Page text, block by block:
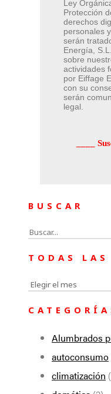
Ley
Protección
derechos
personales
serán
Energía,
sobre
actividades
por Eiffage
con su
serán
legal.
BUSCAR
Buscar:
TODAS
Todas
Alumbrados
autoconsumo
climatización